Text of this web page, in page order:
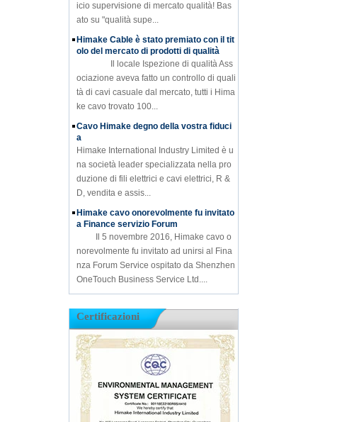
icio supervisione di mercato qualità! Bas
ato su "qualità supe...
Himake Cable è stato premiato con il tit
olo del mercato di prodotti di qualità
Il locale Ispezione di qualità Ass
ociazione aveva fatto un controllo di quali
tà di cavi casuale dal mercato, tutti i Hima
ke cavo trovato 100...
Cavo Himake degno della vostra fiduci
a
Himake International Industry Limited è u
na società leader specializzata nella pro
duzione di fili elettrici e cavi elettrici, R &
D, vendita e assis...
Himake cavo onorevolmente fu invitato
a Finance servizio Forum
Il 5 novembre 2016, Himake cavo o
norevolmente fu invitato ad unirsi al Fina
nza Forum Service ospitato da Shenzhen
OneTouch Business Service Ltd....
Certificazioni